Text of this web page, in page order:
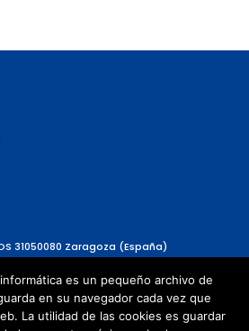
31050080 Zaragoza (España)
es un pequeño archivo de
en su navegador cada vez que
La utilidad de las cookies es guardar